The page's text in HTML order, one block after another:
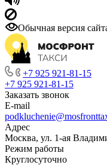
Обычная версия
+7 925 921-81-15
+7 925 921-81-15
Заказать звонок
E-mail
Адрес
Москва, ул. 1-ая
Режим работы
Круглосуточно